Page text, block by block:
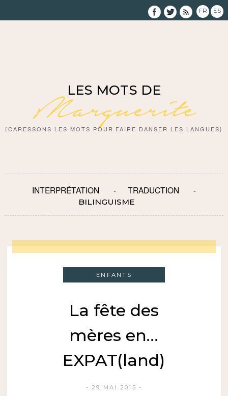
FR ES
LES MOTS DE
Marguerite
{CARESSONS LES MOTS POUR FAIRE DANSER LES LANGUES}
INTERPRÉTATION TRADUCTION
BILINGUISME
ENFANTS
La fête des
mères en…
EXPAT(land)
29 MAI 2015